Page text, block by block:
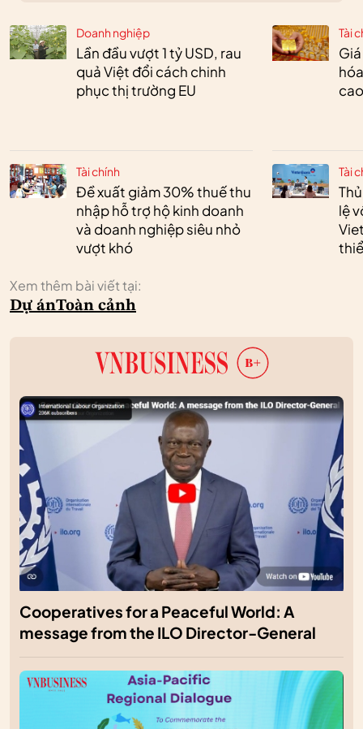
Doanh nghiệp
Lần đầu vượt 1 tỷ USD, rau
quả Việt đổi cách chinh
phục thị trường EU
Tài chính
Đề xuất giảm 30% thuế thu
nhập hỗ trợ hộ kinh doanh
và doanh nghiệp siêu nhỏ
vượt khó
Tài
Tài
lệ
Xem thêm bài viết tại:
Dự ánToàn cảnh
Cooperatives for a Peaceful World: A
message from the ILO Director-General